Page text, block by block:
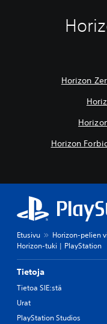
Horizon
Horizon
Etusivu
Horizon-pelien
Horizon-tuki | PlayStation
Tietoja
Tietoa SIE:stä
Urat
PlayStation Studios